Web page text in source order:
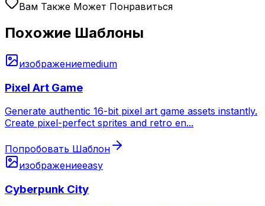
Вам Также Может Понравиться
Похожие Шаблоны
изображениеmedium
Pixel Art Game
Generate authentic 16-bit pixel art game assets instantly.
Create pixel-perfect sprites and retro en...
Попробовать Шаблон
изображениеeasy
Cyberpunk City